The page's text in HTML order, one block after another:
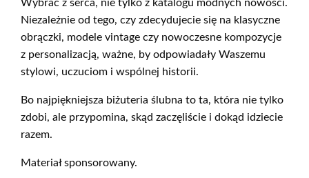
Wybrać z serca, nie tylko z katalogu modnych nowości.
Niezależnie od tego, czy zdecydujecie się na klasyczne
obrączki, modele vintage czy nowoczesne kompozycje
z personalizacją, ważne, by odpowiadały Waszemu
stylowi, uczuciom i wspólnej historii.
Bo najpiękniejsza biżuteria ślubna to ta, która nie tylko
zdobi, ale przypomina, skąd zaczęliście i dokąd idziecie
razem.
Materiał sponsorowany.